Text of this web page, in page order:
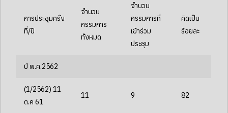
การประชุมครั้ง
ที่/ปี
จำนวน
กรรมการ
ทั้งหมด
จำนวน
กรรมการที่
เข้าร่วม
ประชุม
คิดเป็น
ร้อยละ
ปี พ.ศ.2562
(1/2562) 11
ต.ค 61
11 9 82